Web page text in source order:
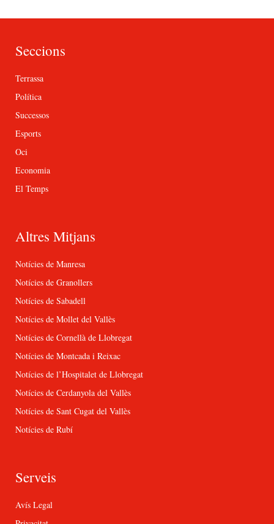
Seccions
Terrassa
Política
Successos
Esports
Oci
Economia
El Temps
Altres Mitjans
Notícies de Manresa
Notícies de Granollers
Notícies de Sabadell
Notícies de Mollet del Vallès
Notícies de Cornellà de Llobregat
Notícies de Montcada i Reixac
Notícies de l’Hospitalet de Llobregat
Notícies de Cerdanyola del Vallès
Notícies de Sant Cugat del Vallès
Notícies de Rubí
Serveis
Avís Legal